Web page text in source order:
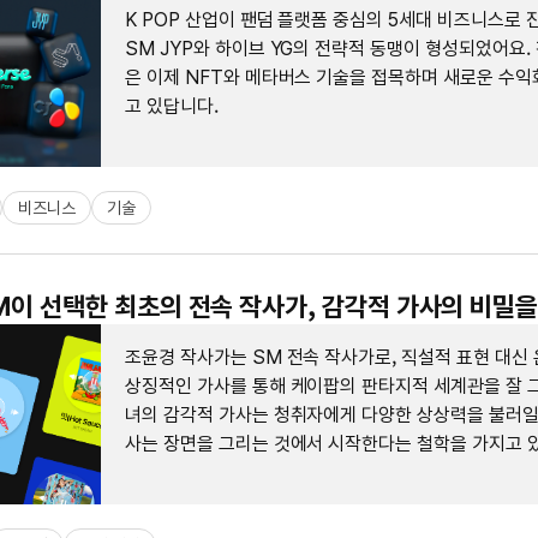
K POP 산업이 팬덤 플랫폼 중심의 5세대 비즈니스로
SM JYP와 하이브 YG의 전략적 동맹이 형성되었어요.
은 이제 NFT와 메타버스 기술을 접목하며 새로운 수익
고 있답니다.
비즈니스 기술
선택한 최초의 전속 작사가, 감각적 가사의 비밀
조윤경 작사가는 SM 전속 작사가로, 직설적 표현 대신
상징적인 가사를 통해 케이팝의 판타지적 세계관을 잘
녀의 감각적 가사는 청취자에게 다양한 상상력을 불러
사는 장면을 그리는 것에서 시작한다는 철학을 가지고